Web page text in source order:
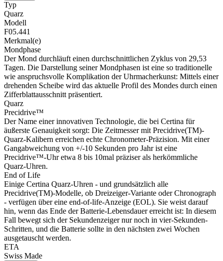
Typ
Quarz
Modell
F05.441
Merkmal(e)
Mondphase
Der Mond durchläuft einen durchschnittlichen Zyklus von 29,53
Tagen. Die Darstellung seiner Mondphasen ist eine so traditionelle
wie anspruchsvolle Komplikation der Uhrmacherkunst: Mittels einer
drehenden Scheibe wird das aktuelle Profil des Mondes durch einen
Zifferblattausschnitt präsentiert.
Quarz
Precidrive™
Der Name einer innovativen Technologie, die bei Certina für
äußerste Genauigkeit sorgt: Die Zeitmesser mit Precidrive(TM)-
Quarz-Kalibern erreichen echte Chronometer-Präzision. Mit einer
Gangabweichung von +/-10 Sekunden pro Jahr ist eine
Precidrive™-Uhr etwa 8 bis 10mal präziser als herkömmliche
Quarz-Uhren.
End of Life
Einige Certina Quarz-Uhren - und grundsätzlich alle
Precidrive(TM)-Modelle, ob Dreizeiger-Variante oder Chronograph
- verfügen über eine end-of-life-Anzeige (EOL). Sie weist darauf
hin, wenn das Ende der Batterie-Lebensdauer erreicht ist: In diesem
Fall bewegt sich der Sekundenzeiger nur noch in vier-Sekunden-
Schritten, und die Batterie sollte in den nächsten zwei Wochen
ausgetauscht werden.
ETA
Swiss Made